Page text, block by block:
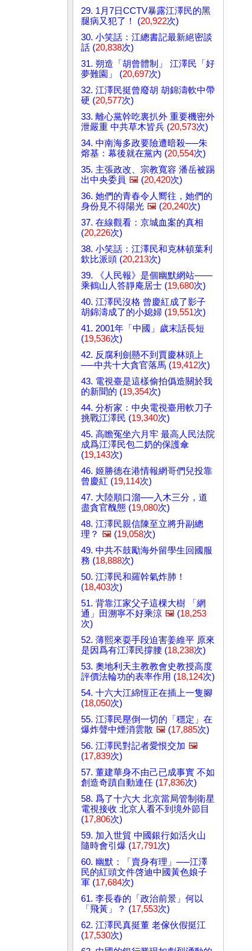
29. 1月7日CCTV暴露江澤民的黑
腿病又犯了！ (20,922次)
30. 小笑話：江總書記最新絕密談
話 (20,838次)
31. 朔造「胡曾體制」 江澤民「好
夢難園」 (20,697次)
32. 江澤民挺曾廢胡 胡錦濤軟中帶
硬 (20,577次)
33. 離心黨幹吃裏扒外 重要機密外
泄嚴重 中共草木皆兵 (20,573次)
34. 中南海多政要險遭暗殺──朱
熔基：幕後就在黨內 (20,554次)
35. 主張政改、宗教寬容 潘岳被踢
出中央委員 🖼️ (20,420次)
36. 她們的青春令人嚮往，她們的
身份見不得陽光 🖼️ (20,240次)
37. 在線觀看：京城血案的真相
(20,226次)
38. 小笑話：江澤民和克林頓葉利
欽比派頭 (20,213次)
39. 《人民報》是個幽默網站——
乘鶴山人答靜庵居士 (19,680次)
40. 江澤民沒格 曾慶紅成了影子
胡錦濤成了的小媳婦 (19,551次)
41. 2001年「中國」歲末話長短
(19,536次)
42. 反腐利劍懸不到賈慶林頭上
──中共十大貪官落馬 (19,412次)
43. 電視臺是這樣偷拍僞造關於我
的新聞的 (19,354次)
44. 分析家：中央電視臺用軟刀子
挑戰江澤民 (19,340次)
45. 高瞻冤坐六月牢 最高人民法院
成爲江澤民包二奶的保護傘
(19,143次)
46. 姬勝德在港情報網哥們兒投靠
曾慶紅 (19,114次)
47. 大陸順口溜──入木三分，道
盡貪官醜態 (19,080次)
48. 江澤民親信陳至立將升副總
理？ 🖼️ (19,058次)
49. 中共不鼓勵海外留學生回國服
務 (18,888次)
50. 江澤民和羅幹氣炸肺！
(18,403次)
51. 背靠江家父子這棵大樹 「網
通」田溯寧不好乘涼 🖼️ (18,253
次)
52. 薄熙來耍手段迫害姜維平 原來
是因爲有江澤民撐腰 (18,238次)
53. 奧地利天主教教會史教授高度
評價法輪功的表率作用 (18,124次)
54. 十六大江綿恆正在插上一隻腳
(18,050次)
55. 江澤民壓倒一切的「穩定」在
爆炸聲中煙消雲散 🖼️ (17,885次)
56. 江澤民對記者愛恨交加 🖼️
(17,839次)
57. 董建華身不由己已成事實 不如
創造奇蹟自動連任 (17,836次)
58. 爲了十六大 北京當局管制衛星
電視接收 北京人看不到境外節目
(17,806次)
59. 加入世貿 中國銀行如活火山
隨時會引爆 (17,791次)
60. 幽默：「賣身有理」──江澤
民的紅頭文件啓迪中國黃色娘子
軍 (17,684次)
61. 李長春的「政治前景」何以
「飛黃」？ (17,553次)
62. 江澤民真挺董 老傢伙假挺江
(17,530次)